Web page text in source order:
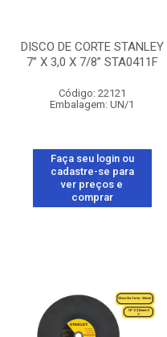
DISCO DE CORTE STANLEY
7” X 3,0 X 7/8” STA0411F
Código: 22121
Embalagem: UN/1
Faça seu login ou
cadastre-se para
ver preços e
comprar